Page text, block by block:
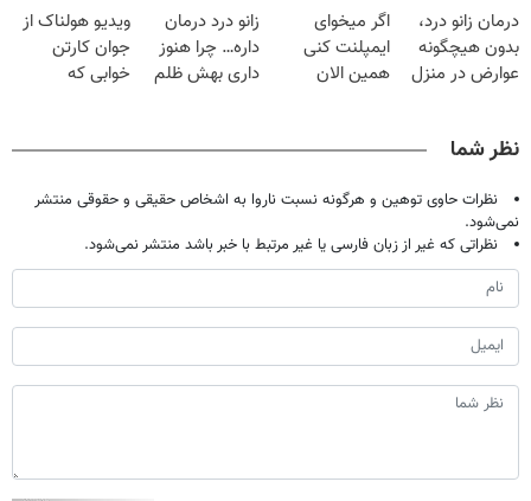
تحمل میکنی؟❗
خانگی
◗پرسش‌نامه◖
درمان زانو درد،
بدون هیچگونه
عوارض در منزل
اگر میخوای
ایمپلنت کنی
همین الان
تومان!!!
زانو درد درمان
داره… چرا هنوز
داری بهش ظلم
ویدیو هولناک از
جوان کارتن
خوابی که
نظر شما
نظرات حاوی توهین و هرگونه نسبت ناروا به اشخاص حقیقی و حقوقی منتشر
نمی‌شود.
نظراتی که غیر از زبان فارسی یا غیر مرتبط با خبر باشد منتشر نمی‌شود.